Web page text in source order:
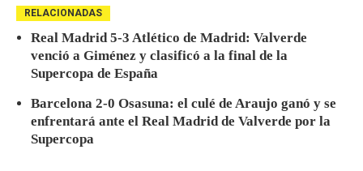
RELACIONADAS
Real Madrid 5-3 Atlético de Madrid: Valverde
venció a Giménez y clasificó a la final de la
Supercopa de España
Barcelona 2-0 Osasuna: el culé de Araujo ganó y se
enfrentará ante el Real Madrid de Valverde por la
Supercopa